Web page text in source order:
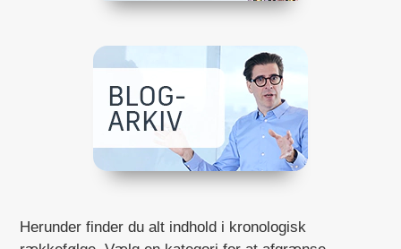
Herunder finder du alt indhold i kronologisk